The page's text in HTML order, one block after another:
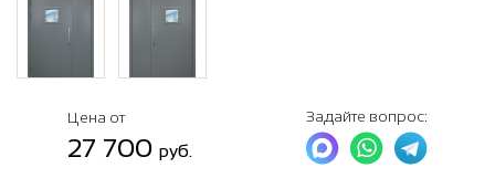
Цена от
27 700 руб.
Задайте вопрос: